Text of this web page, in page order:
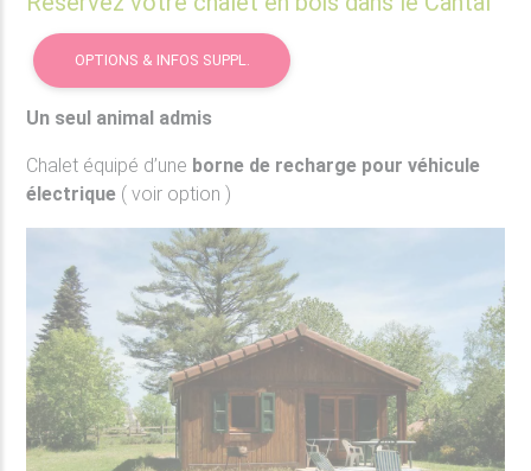
OPTIONS & INFOS SUPPL.
Un seul animal admis
Chalet équipé d’une borne de recharge pour véhicule
électrique ( voir option )